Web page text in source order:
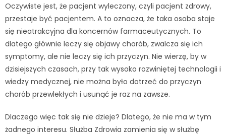
Oczywiste jest, że pacjent wyleczony, czyli pacjent zdrowy,
przestaje być pacjentem. A to oznacza, że taka osoba staje
się nieatrakcyjna dla koncernów farmaceutycznych. To
dlatego głównie leczy się objawy chorób, zwalcza się ich
symptomy, ale nie leczy się ich przyczyn. Nie wierzę, by w
dzisiejszych czasach, przy tak wysoko rozwiniętej technologii i
wiedzy medycznej, nie można było dotrzeć do przyczyn
chorób przewlekłych i usunąć je raz na zawsze.
Dlaczego więc tak się nie dzieje? Dlatego, że nie ma w tym
żadnego interesu. Służba Zdrowia zamienia się w służbę